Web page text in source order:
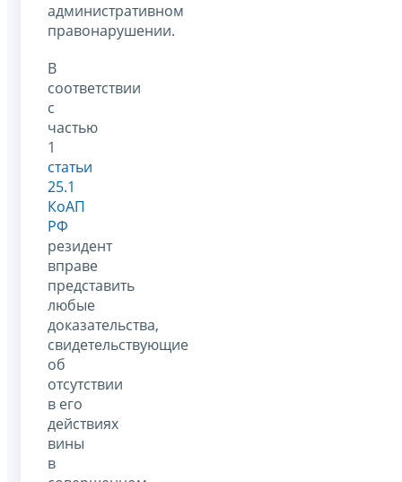
административном
правонарушении.
В
соответствии
с
частью
1
статьи
25.1
КоАП
РФ
резидент
вправе
представить
любые
доказательства,
свидетельствующие
об
отсутствии
в его
действиях
вины
в